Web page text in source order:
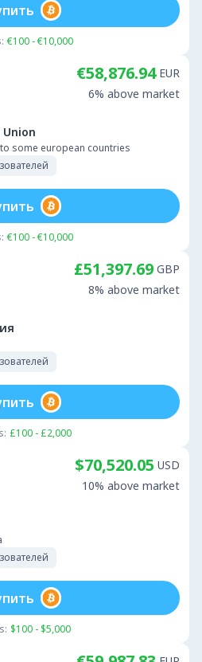
€100 - €10,000
Union
some european countries
€58,876.94 EUR
6% above market
€100 - €10,000
£51,397.69 GBP
8% above market
£100 - £2,000
$70,520.05 USD
10% above market
$100 - $5,000